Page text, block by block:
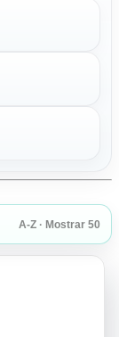
A-Z · Mostrar 50